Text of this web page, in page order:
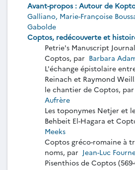
Avant-propos : Autour de
Galliano, Marie-Françoise
Gabolde
Coptos, redécouverte et
Petrie's Manuscript
Coptos, par Barbara
L'échange épistolaire
Reinach et Raymond
le chantier de Coptos, par
Aufrère
Les toponymes Netjer et
Behbeit El-Hagara et
Meeks
Coptos gréco-romaine à
noms, par Jean-Luc
Pisenthios de Coptos